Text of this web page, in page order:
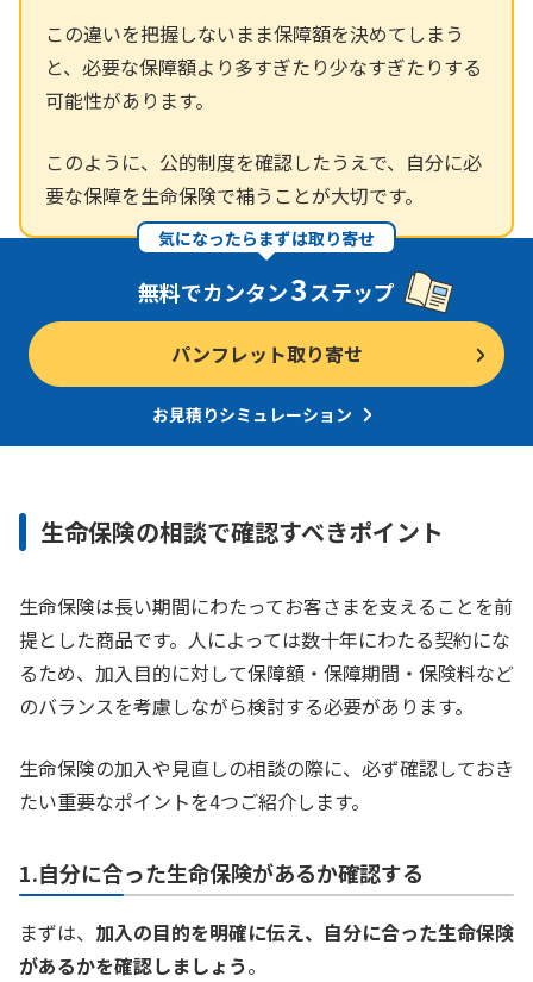
この違いを把握しないまま保障額を決めてしまう
と、必要な保障額より多すぎたり少なすぎたりする
可能性があります。
このように、公的制度を確認したうえで、自分に必
要な保障を生命保険で補うことが大切です。
気になったらまずは取り寄せ
無料でカンタン3ステップ
パンフレット取り寄せ
お見積りシミュレーション
生命保険の相談で確認すべきポイント
生命保険は長い期間にわたってお客さまを支えることを前
提とした商品です。人によっては数十年にわたる契約にな
るため、加入目的に対して保障額・保障期間・保険料など
のバランスを考慮しながら検討する必要があります。
生命保険の加入や見直しの相談の際に、必ず確認しておき
たい重要なポイントを4つご紹介します。
1.自分に合った生命保険があるか確認する
まずは、 加入の目的を明確に伝え、自分に合った生命保険
があるかを確認しましょう。